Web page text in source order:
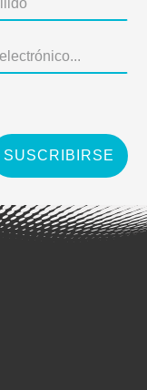
SUSCRIBIRSE